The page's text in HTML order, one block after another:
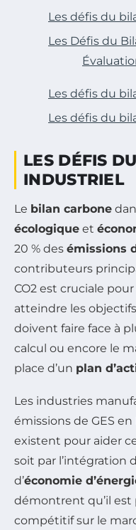
Les défis du
Les Défis du
Les défis du
Les défis du
LES DÉFIS
INDUSTRIEL
Le bilan carbone
écologique et
20 % des émissions
contributeurs
CO2 est cruciale
atteindre les
doivent faire face à
calcul ou encore le
place d’un plan
Les industries
émissions de GES
existent pour aider
soit par l’intégration
d’économie
démontrent qu’il est
compétitif sur le